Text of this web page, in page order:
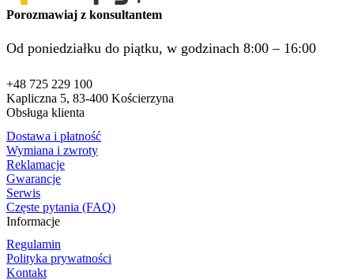
Porozmawiaj z konsultantem
Od poniedziałku do piątku, w godzinach 8:00 – 16:00
+48 725 229 100
Kapliczna 5, 83-400 Kościerzyna
Obsługa klienta
Dostawa i płatność
Wymiana i zwroty
Reklamacje
Gwarancje
Serwis
Częste pytania (FAQ)
Informacje
Regulamin
Polityka prywatności
Kontakt